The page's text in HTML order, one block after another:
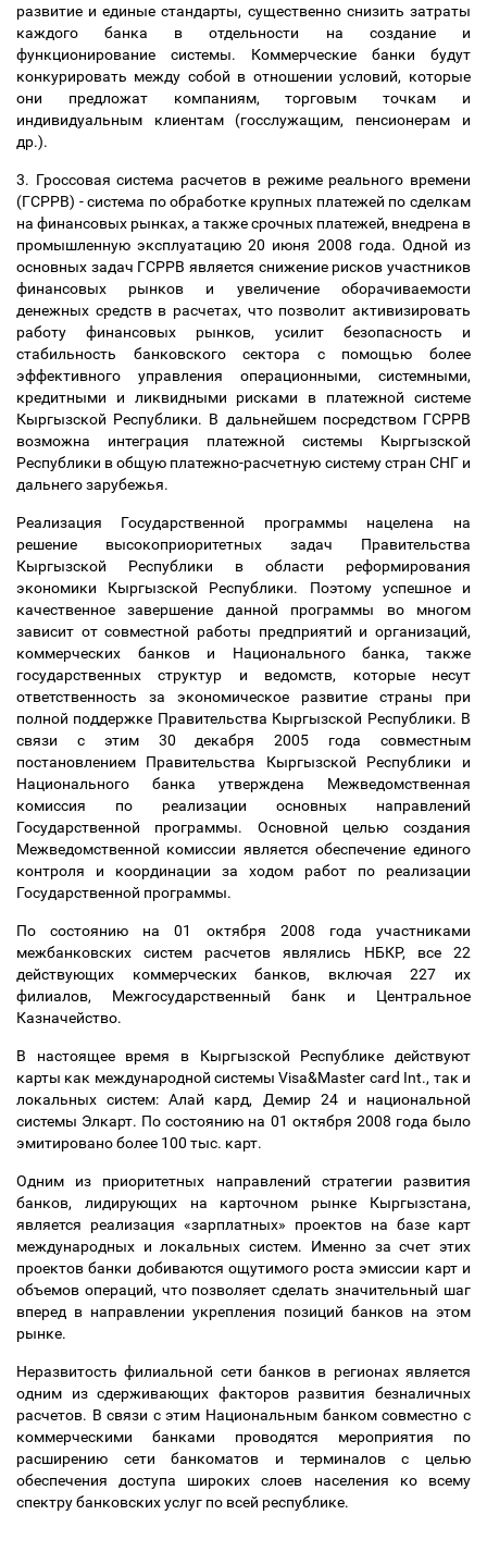
развитие и единые стандарты, существенно снизить затраты
каждого банка в отдельности на создание и
функционирование системы. Коммерческие банки будут
конкурировать между собой в отношении условий, которые
они предложат компаниям, торговым точкам и
индивидуальным клиентам (госслужащим, пенсионерам и
др.).
3. Гроссовая система расчетов в режиме реального времени
(ГСРРВ) - система по обработке крупных платежей по сделкам
на финансовых рынках, а также срочных платежей, внедрена в
промышленную эксплуатацию 20 июня 2008 года. Одной из
основных задач ГСРРВ является снижение рисков участников
финансовых рынков и увеличение оборачиваемости
денежных средств в расчетах, что позволит активизировать
работу финансовых рынков, усилит безопасность и
стабильность банковского сектора с помощью более
эффективного управления операционными, системными,
кредитными и ликвидными рисками в платежной системе
Кыргызской Республики. В дальнейшем посредством ГСРРВ
возможна интеграция платежной системы Кыргызской
Республики в общую платежно-расчетную систему стран СНГ и
дальнего зарубежья.
Реализация Государственной программы нацелена на
решение высокоприоритетных задач Правительства
Кыргызской Республики в области реформирования
экономики Кыргызской Республики. Поэтому успешное и
качественное завершение данной программы во многом
зависит от совместной работы предприятий и организаций,
коммерческих банков и Национального банка, также
государственных структур и ведомств, которые несут
ответственность за экономическое развитие страны при
полной поддержке Правительства Кыргызской Республики. В
связи с этим 30 декабря 2005 года совместным
постановлением Правительства Кыргызской Республики и
Национального банка утверждена Межведомственная
комиссия по реализации основных направлений
Государственной программы. Основной целью создания
Межведомственной комиссии является обеспечение единого
контроля и координации за ходом работ по реализации
Государственной программы.
По состоянию на 01 октября 2008 года участниками
межбанковских систем расчетов являлись НБКР, все 22
действующих коммерческих банков, включая 227 их
филиалов, Межгосударственный банк и Центральное
Казначейство.
В настоящее время в Кыргызской Республике действуют
карты как международной системы Visa&Master card Int., так и
локальных систем: Алай кард, Демир 24 и национальной
системы Элкарт. По состоянию на 01 октября 2008 года было
эмитировано более 100 тыс. карт.
Одним из приоритетных направлений стратегии развития
банков, лидирующих на карточном рынке Кыргызстана,
является реализация «зарплатных» проектов на базе карт
международных и локальных систем. Именно за счет этих
проектов банки добиваются ощутимого роста эмиссии карт и
объемов операций, что позволяет сделать значительный шаг
вперед в направлении укрепления позиций банков на этом
рынке.
Неразвитость филиальной сети банков в регионах является
одним из сдерживающих факторов развития безналичных
расчетов. В связи с этим Национальным банком совместно с
коммерческими банками проводятся мероприятия по
расширению сети банкоматов и терминалов с целью
обеспечения доступа широких слоев населения ко всему
спектру банковских услуг по всей республике.